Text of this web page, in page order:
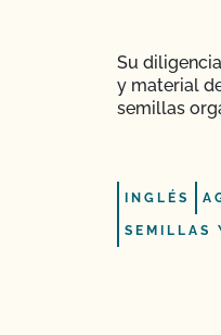
Su
y material
semillas
INGLÉS
SEMILLAS